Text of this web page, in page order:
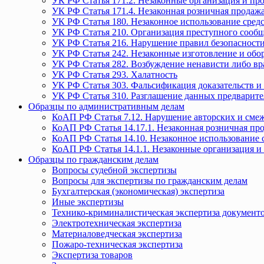
УК РФ Статья 171.4. Незаконная розничная
УК РФ Статья 180. Незаконное использование
УК РФ Статья 210. Организация преступного
УК РФ Статья 216. Нарушение правил
УК РФ Статья 242. Незаконные изготовление и
УК РФ Статья 282. Возбуждение ненависти либо
УК РФ Статья 293. Халатность
УК РФ Статья 303. Фальсификация доказательств и
УК РФ Статья 310. Разглашение данных
Образцы по административным делам
КоАП РФ Статья 7.12. Нарушение авторских и
КоАП РФ Статья 14.17.1. Незаконная розничная
КоАП РФ Статья 14.10. Незаконное использование
КоАП РФ Статья 14.1.1. Незаконные организация и
Образцы по гражданским делам
Вопросы судебной экспертизы
Вопросы для экспертизы по гражданским делам
Бухгалтерская (экономическая) экспертиза
Иные экспертизы
Технико-криминалистическая экспертиза
Электротехническая экспертиза
Материаловедческая экспертиза
Пожаро-техническая экспертиза
Экспертиза товаров